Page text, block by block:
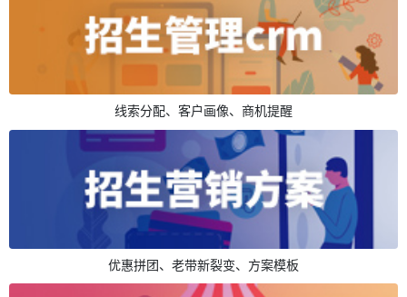
线索分配、客户画像、商机提醒
优惠拼团、老带新裂变、方案模板